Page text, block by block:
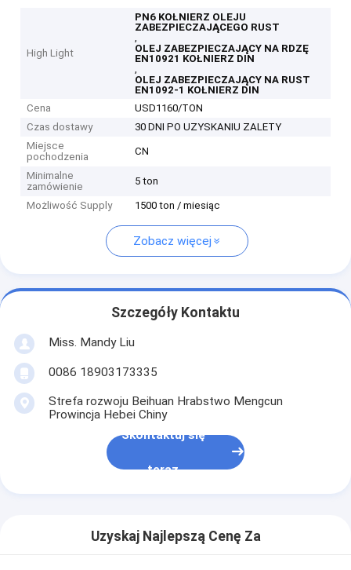
High Light
PN6 KOŁNIERZ OLEJU
ZABEZPIECZAJĄCEGO RUST
,
OLEJ ZABEZPIECZAJĄCY NA RDZĘ
EN10921 KOŁNIERZ DIN
,
OLEJ ZABEZPIECZAJĄCY NA RUST
EN1092-1 KOŁNIERZ DIN
Cena
USD1160/TON
Czas dostawy
30 DNI PO UZYSKANIU ZALETY
Miejsce
pochodzenia
CN
Minimalne
zamówienie
5 ton
Możliwość Supply 1500 ton / miesiąc
Zobacz więcej
Szczegóły Kontaktu
Miss. Mandy Liu
0086 18903173335
Strefa rozwoju Beihuan Hrabstwo Mengcun
Prowincja Hebei Chiny
Skontaktuj się
teraz
Uzyskaj Najlepszą Cenę Za